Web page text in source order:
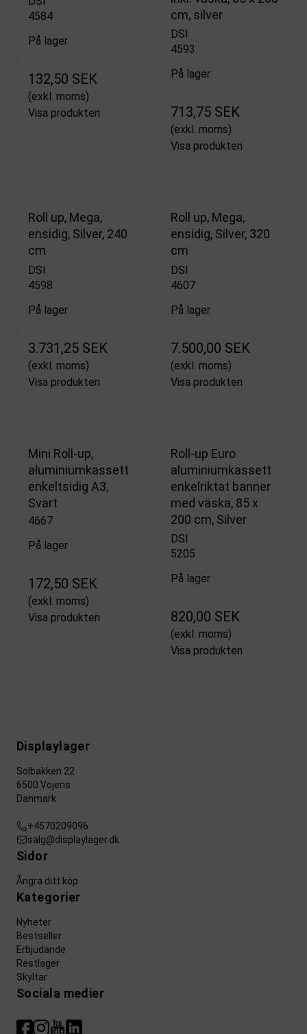
4584
På lager
132,50 SEK
(exkl. moms)
Visa produkten
cm, silver
DSI
4593
På lager
713,75 SEK
(exkl. moms)
Visa produkten
Roll up, Mega,
ensidig, Silver, 240
cm
DSI
4598
På lager
3.731,25 SEK
(exkl. moms)
Visa produkten
Roll up, Mega,
ensidig, Silver, 320
cm
DSI
4607
På lager
7.500,00 SEK
(exkl. moms)
Visa produkten
Mini Roll-up,
aluminiumkassett
enkeltsidig A3,
Svart
4667
På lager
172,50 SEK
(exkl. moms)
Visa produkten
Roll-up Euro
aluminiumkassett
enkelriktat banner
med väska, 85 x
200 cm, Silver
DSI
5205
På lager
820,00 SEK
(exkl. moms)
Visa produkten
Displaylager
Solbakken 22
6500 Vojens
Danmark
+4570209096
salg@displaylager.dk
Sidor
Ångra ditt köp
Kategorier
Nyheter
Bestseller
Erbjudande
Restlager
Skyltar
Sociala medier